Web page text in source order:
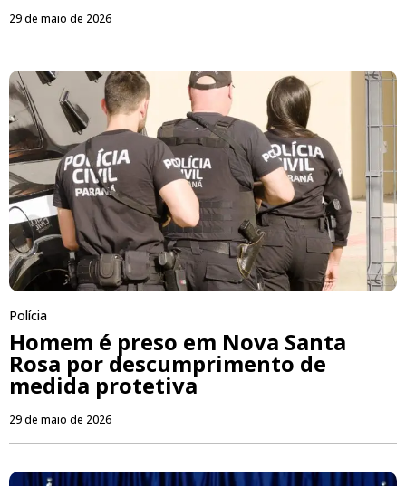
29 de maio de 2026
Polícia
Homem é preso em Nova Santa
Rosa por descumprimento de
medida protetiva
29 de maio de 2026